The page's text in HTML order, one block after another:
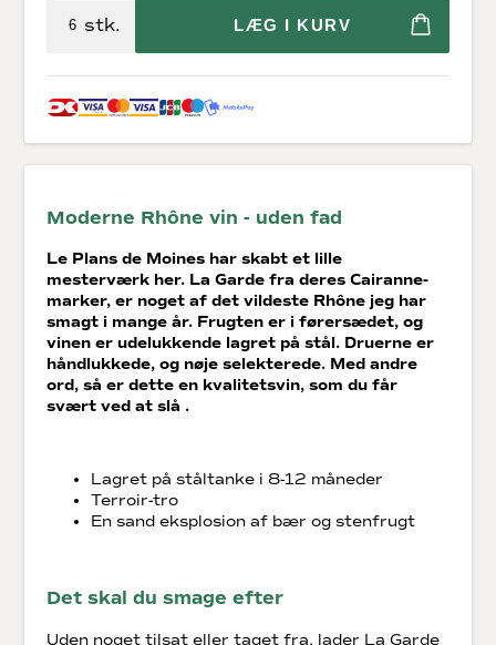
stk. LÆG I KURV
Moderne Rhône vin - uden fad
Le Plans de Moines har skabt et lille
mesterværk her. La Garde fra deres Cairanne-
marker, er noget af det vildeste Rhône jeg har
smagt i mange år. Frugten er i førersædet, og
vinen er udelukkende lagret på stål. Druerne er
håndlukkede, og nøje selekterede. Med andre
ord, så er dette en kvalitetsvin, som du får
svært ved at slå .
Lagret på ståltanke i 8-12 måneder
Terroir-tro
En sand eksplosion af bær og stenfrugt
Det skal du smage efter
Uden noget tilsat eller taget fra, lader La Garde